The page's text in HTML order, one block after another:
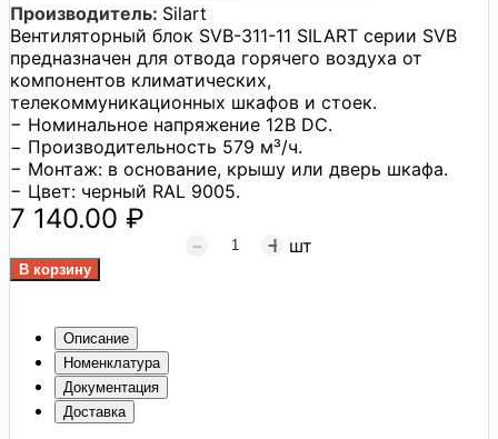
Производитель: Silart
Вентиляторный блок SVB-311-11 SILART серии SVB
предназначен для отвода горячего воздуха от
компонентов климатических,
телекоммуникационных шкафов и стоек.
− Номинальное напряжение 12В DC.
− Производительность 579 м³/ч.
− Монтаж: в основание, крышу или дверь шкафа.
− Цвет: черный RAL 9005.
7 140.00 ₽
шт
Описание
Номенклатура
Документация
Доставка